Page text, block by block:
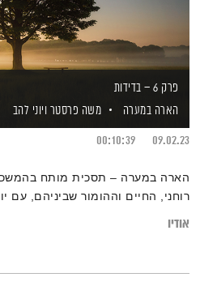
פרק 6 – בדידות
הארה במערה
משה פרסטר ויוני להב
09.02.23
00:10:39
הארה במערה – תסכית מותח
רוחני, החיים וההומור שביניהם, עם
אודיו